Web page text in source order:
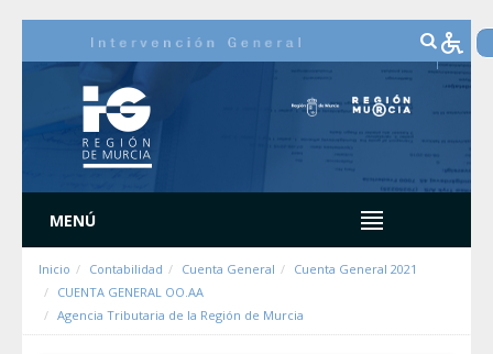
MENÚ
Inicio Contabilidad Cuenta General
Cuenta General 2021
CUENTA GENERAL OO.AA
Agencia Tributaria de la Región de Murcia